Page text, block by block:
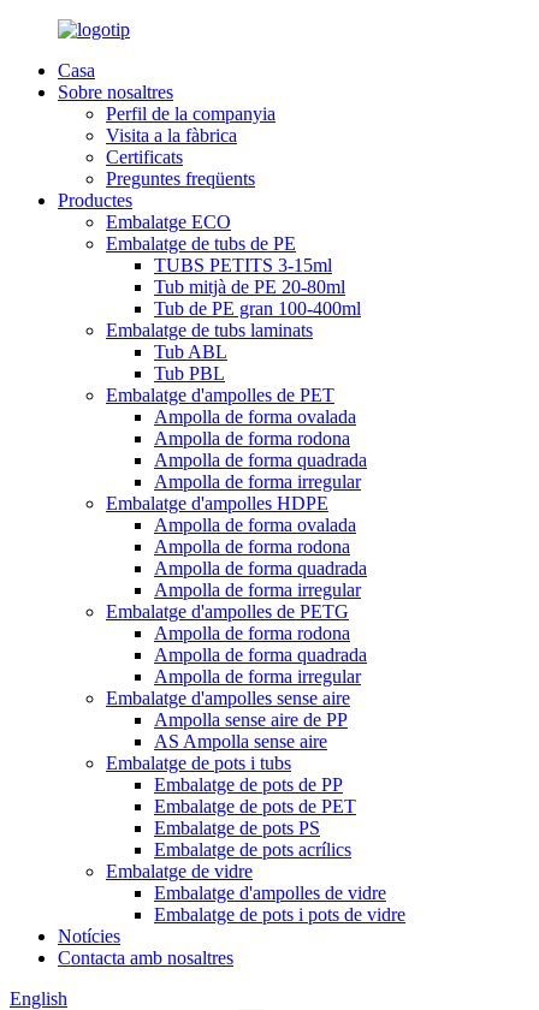
Casa
Sobre nosaltres
Perfil de la companyia
Visita a la fàbrica
Certificats
Preguntes freqüents
Productes
Embalatge ECO
Embalatge de tubs de PE
TUBS PETITS 3-15ml
Tub mitjà de PE 20-80ml
Tub de PE gran 100-400ml
Embalatge de tubs laminats
Tub ABL
Tub PBL
Embalatge d'ampolles de PET
Ampolla de forma ovalada
Ampolla de forma rodona
Ampolla de forma quadrada
Ampolla de forma irregular
Embalatge d'ampolles HDPE
Ampolla de forma ovalada
Ampolla de forma rodona
Ampolla de forma quadrada
Ampolla de forma irregular
Embalatge d'ampolles de PETG
Ampolla de forma rodona
Ampolla de forma quadrada
Ampolla de forma irregular
Embalatge d'ampolles sense aire
Ampolla sense aire de PP
AS Ampolla sense aire
Embalatge de pots i tubs
Embalatge de pots de PP
Embalatge de pots de PET
Embalatge de pots PS
Embalatge de pots acrílics
Embalatge de vidre
Embalatge d'ampolles de vidre
Embalatge de pots i pots de vidre
Notícies
Contacta amb nosaltres
English